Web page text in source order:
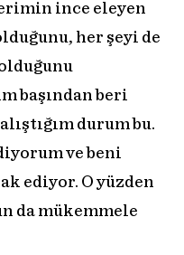
ince eleyen
her şeyi de
başından beri
durum bu.
ve beni
ediyor. O yüzden
da mükemmele